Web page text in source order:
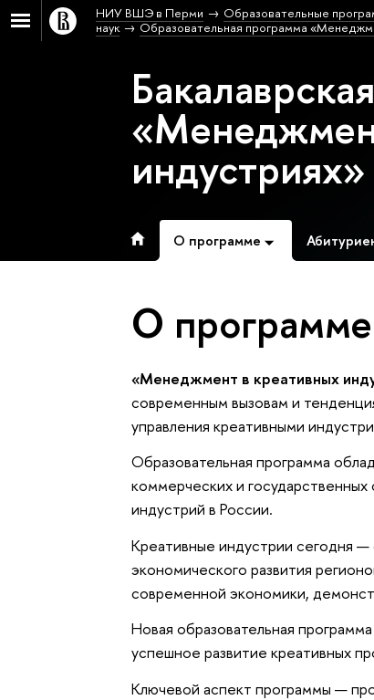
НИУ ВШЭ в Перми Образовательные
наук
Образовательная программа
индустриях»
О программе
О программе
«Менеджмент в креативных
современным вызовам и
управления креативными
Образовательная программа
коммерческих и государственных
индустрий в России.
Креативные индустрии сегодня
экономического развития
современной экономики,
Новая образовательная
успешное развитие креативных
Ключевой аспект программы —